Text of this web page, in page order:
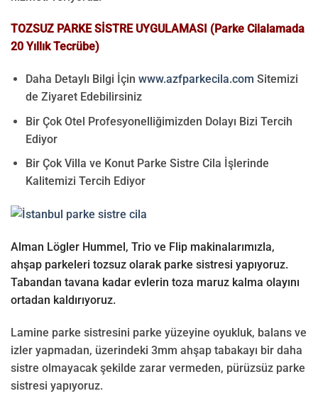
TOZSUZ PARKE SİSTRE UYGULAMASI (Parke Cilalamada
20 Yıllık Tecrübe)
Daha Detaylı Bilgi İçin www.azfparkecila.com Sitemizi
de Ziyaret Edebilirsiniz
Bir Çok Otel Profesyonelliğimizden Dolayı Bizi Tercih
Ediyor
Bir Çok Villa ve Konut Parke Sistre Cila İşlerinde
Kalitemizi Tercih Ediyor
Alman Lögler Hummel, Trio ve Flip makinalarımızla,
ahşap parkeleri tozsuz olarak parke sistresi yapıyoruz.
Tabandan tavana kadar evlerin toza maruz kalma olayını
ortadan kaldırıyoruz.
Lamine parke sistresini parke yüzeyine oyukluk, balans ve
izler yapmadan, üzerindeki 3mm ahşap tabakayı bir daha
sistre olmayacak şekilde zarar vermeden, pürüzsüz parke
sistresi yapıyoruz.